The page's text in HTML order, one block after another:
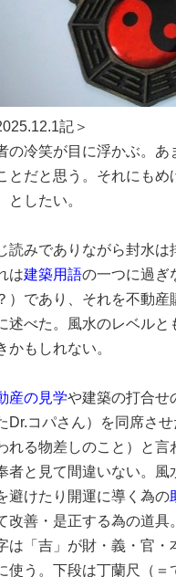
記＞
の冷笑が目に浮かぶ。
とだと思う。それにもめ
としたい。
読みでありながら封水
は建築用語の一つに過ぎ
）であり、それを不動産
述べた。風水のレベル
かもしれない。
産の見学や建築の打合せ
Dr.コパさん）を同席さ
れる物差しのこと）と
者と見て間違いない。風
避けたり開運に導く為の
改善・是正する為の道
は「吉」が財・義・官
使う。下段は丁蘭尺（＝